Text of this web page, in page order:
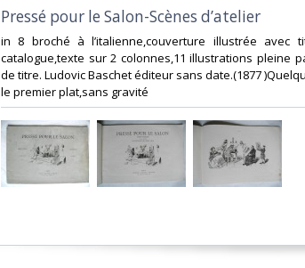
‎Pressé pour le Salon-Scènes d’atelier ‎
‎in 8 broché à l’italienne,couverture illustrée avec
catalogue,texte sur 2 colonnes,11 illustrations pleine
de titre. Ludovic Baschet éditeur sans date.(1877
le premier plat,sans gravité‎